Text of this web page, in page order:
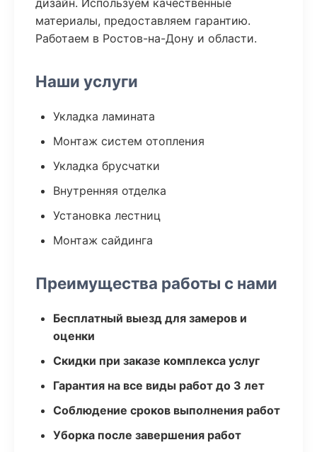
дизайн. Используем качественные
материалы, предоставляем гарантию.
Работаем в Ростов-на-Дону и области.
Наши услуги
Укладка ламината
Монтаж систем отопления
Укладка брусчатки
Внутренняя отделка
Установка лестниц
Монтаж сайдинга
Преимущества работы с нами
Бесплатный выезд для замеров и
оценки
Скидки при заказе комплекса услуг
Гарантия на все виды работ до 3 лет
Соблюдение сроков выполнения работ
Уборка после завершения работ